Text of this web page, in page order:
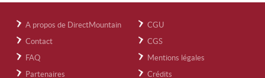
A propos de DirectMountain
Contact
FAQ
Partenaires
CGU
CGS
Mentions légales
Crédits